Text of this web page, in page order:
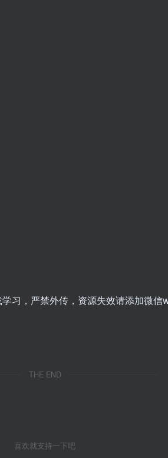
习，严禁外传，资源失效请添加微
THE END
喜欢就支持一下吧